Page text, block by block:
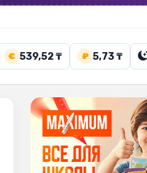
€ 539,52 ₸ ₽ 5,73 ₸